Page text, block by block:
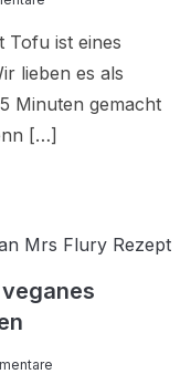
Tofu ist eines
lieben es als
Minuten gemacht
[…]